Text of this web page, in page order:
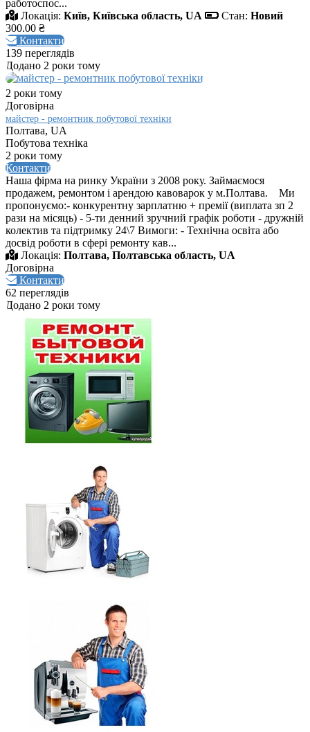
работоспос...
Локація: Київ, Київська область, UA Стан: Новий
300.00 ₴
Контакти
139 переглядів
Додано 2 роки тому
2 роки тому
Договірна
майстер - ремонтник побутової техніки
Полтава, UA
Побутова техніка
2 роки тому
Контакти
Наша фірма на ринку України з 2008 року. Займаємося
продажем, ремонтом і арендою кавоварок у м.Полтава. Ми
пропонуємо:- конкурентну зарплатню + премії (виплата зп 2
рази на місяць) - 5-ти денний зручний графік роботи - дружній
колектив та підтримку 24\7 Вимоги: - Технічна освіта або
досвід роботи в сфері ремонту кав...
Локація: Полтава, Полтавська область, UA
Договірна
Контакти
62 переглядів
Додано 2 роки тому